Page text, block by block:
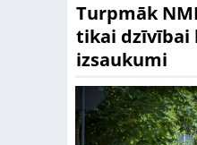
Turpmāk
tikai dzīvībai
izsaukumi